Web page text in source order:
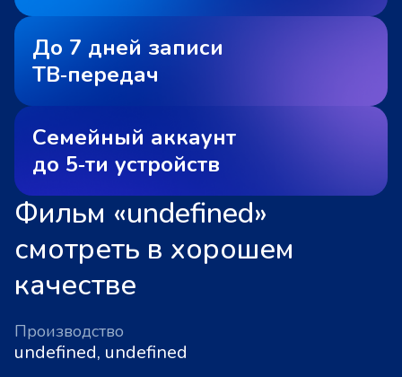
До 7 дней записи
ТВ‑передач
Семейный аккаунт
до 5‑ти устройств
Фильм «undefined»
смотреть в хорошем
качестве
Производство
undefined, undefined